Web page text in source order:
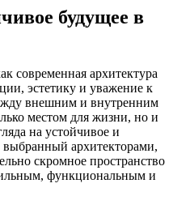
будущее в
современная архитектура
эстетику и уважение к
внешним и внутренним
местом для жизни, но и
на устойчивое и
архитекторами,
скромное пространство
функциональным и